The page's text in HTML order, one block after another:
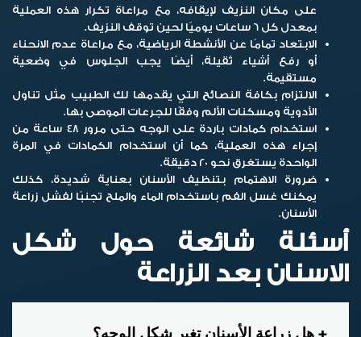
على مكان النزيف لإيقافه، مع مراعاة تكرار هذه العملية
بمعدل كل 6 ساعات يوميًا لحين توقف النزيف.
الابتعاد تمامًا عن الأنشطة الرياضية، مع مراعاة عدم الانحناء
أو رفع أشياء ثقيلة، أيضًا يجب الجلوس في وضعية
مستقيمة.
الالتزام بكافة النصائح التي يقدمها لك الطبيب مثل تناول
الأدوية ومسكنات الألم وفقًا للجرعات الموصى بها.
استخدام كمادات باردة على الوجه حتى مرور 48 ساعة من
إجراء هذه العملية، كما أن استخدام الكمادات في المرة
الواحدة يستغرق نحو 20 دقيقة.
ضرورة الاهتمام بتنظيف الأسنان بعناية شديدة، كذلك
يمكنك غسل الفم باستخدام الماء والملح تجنبًا لفشل زراعة
الأسنان.
أسئلة شائعة حول شكل
الاسنان بعد الزراعة
هل زراعة الأسنان تغير شكل الوجه؟